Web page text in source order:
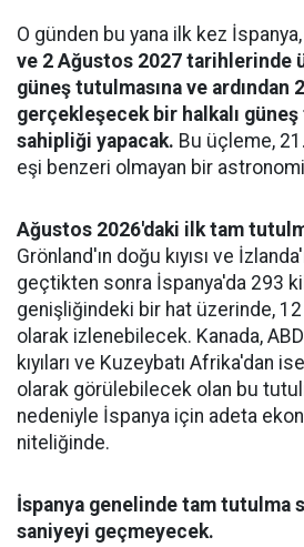
O günden bu yana ilk kez İspanya,
ve 2 Ağustos 2027 tarihlerinde
güneş tutulmasına ve ardından
gerçekleşecek bir halkalı güneş
sahipliği yapacak. Bu üçleme,
eşi benzeri olmayan bir
Ağustos 2026'daki ilk tam
Grönland'ın doğu kıyısı ve
geçtikten sonra İspanya'da 293
genişliğindeki bir hat üzerinde,
olarak izlenebilecek. Kanada,
kıyıları ve Kuzeybatı Afrika'dan
olarak görülebilecek olan bu
nedeniyle İspanya için adeta
niteliğinde.
İspanya genelinde tam tutulma
saniyeyi geçmeyecek.